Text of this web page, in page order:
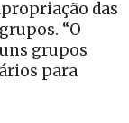
das
“O
grupos
para